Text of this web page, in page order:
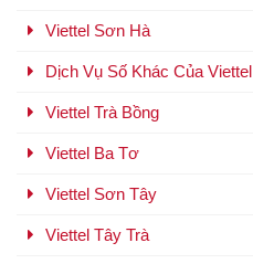
Viettel Sơn Hà
Dịch Vụ Số Khác Của Viettel
Viettel Trà Bồng
Viettel Ba Tơ
Viettel Sơn Tây
Viettel Tây Trà